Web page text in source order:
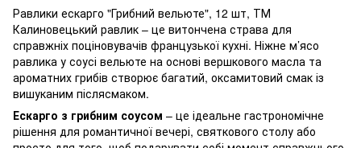
Равлики ескарго "Грибний вельюте", 12 шт, ТМ
Калиновецький равлик – це витончена страва для
справжніх поціновувачів французької кухні. Ніжне м’ясо
равлика у соусі вельюте на основі вершкового масла та
ароматних грибів створює багатий, оксамитовий смак із
вишуканим післясмаком.
Ескарго з грибним соусом – це ідеальне гастрономічне
рішення для романтичної вечері, святкового столу або